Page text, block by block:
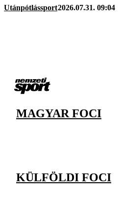
Utánpótlássport2026.07.31. 09:04
MAGYAR FOCI
KÜLFÖLDI FOCI